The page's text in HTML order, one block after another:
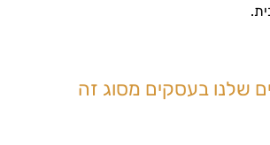
שלנו בעסקים מסוג זה